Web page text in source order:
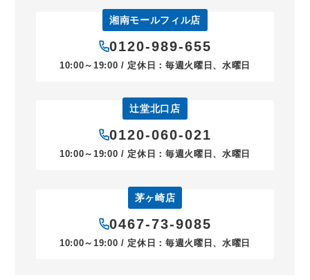
湘南モールフィル店
0120-989-655
10:00～19:00 / 定休日：毎週火曜日、水曜日
辻堂北口店
0120-060-021
10:00～19:00 / 定休日：毎週火曜日、水曜日
茅ヶ崎店
0467-73-9085
10:00～19:00 / 定休日：毎週火曜日、水曜日